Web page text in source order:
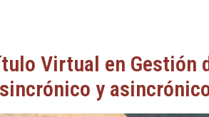
Virtual en
y